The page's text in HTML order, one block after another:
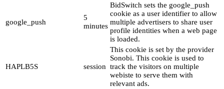
google_push
5
minutes
BidSwitch sets the google_push
cookie as a user identifier to allow
multiple advertisers to share user
profile identities when a web page
is loaded.
HAPLB5S session
This cookie is set by the provider
Sonobi. This cookie is used to
track the visitors on multiple
webiste to serve them with
relevant ads.